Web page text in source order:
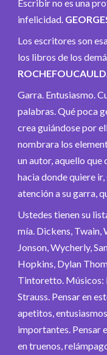
Escribir no es una
infelicidad.
Los escritores son
los libros de los
Garra. Entusiasmo.
palabras. Qué poca
crea guiándose por
nombrara los
un autor, aquello que
hacia donde quiere
atención a su garra,
Ustedes tienen su
mía. Dickens, Twain,
Jonson, Wycherly,
Hopkins, Dylan
Tintoretto. Músicos:
Strauss. Pensar en
apetitos,
importantes. Pensar
en truenos,